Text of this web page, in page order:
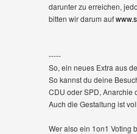
darunter zu erreichen,
bitten wir darum auf
-----
So, ein neues Extra aus
So kannst du deine
CDU oder SPD, Anarchie
Auch die Gestaltung ist
Wer also ein 1on1 Voting